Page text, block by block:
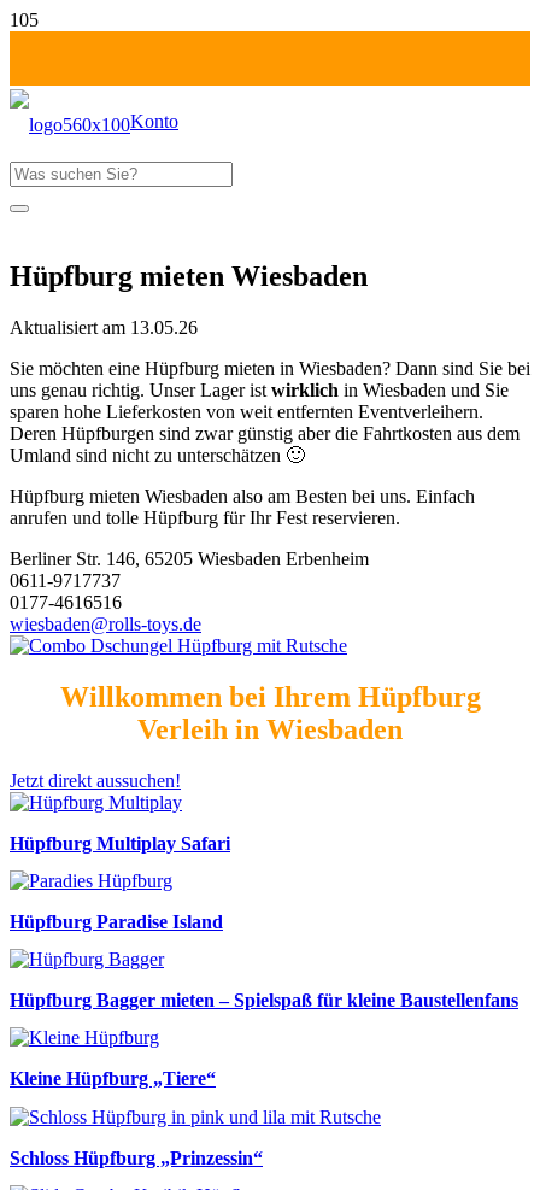
Konto
Hüpfburg mieten Wiesbaden
Aktualisiert am 13.05.26
Sie möchten eine Hüpfburg mieten in Wiesbaden? Dann sind Sie bei
uns genau richtig. Unser Lager ist wirklich in Wiesbaden und Sie
sparen hohe Lieferkosten von weit entfernten Eventverleihern.
Deren Hüpfburgen sind zwar günstig aber die Fahrtkosten aus dem
Umland sind nicht zu unterschätzen 🙂
Hüpfburg mieten Wiesbaden also am Besten bei uns. Einfach
anrufen und tolle Hüpfburg für Ihr Fest reservieren.
Berliner Str. 146, 65205 Wiesbaden Erbenheim
0611-9717737
0177-4616516
wiesbaden@rolls-toys.de
Willkommen bei Ihrem Hüpfburg
Verleih in Wiesbaden
Jetzt direkt aussuchen!
Hüpfburg Multiplay Safari
Hüpfburg Paradise Island
Hüpfburg Bagger mieten – Spielspaß für kleine Baustellenfans
Kleine Hüpfburg „Tiere“
Schloss Hüpfburg „Prinzessin“